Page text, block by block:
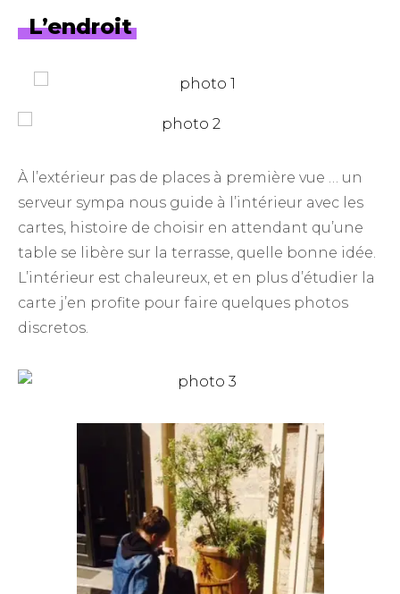
L’endroit
À l’extérieur pas de places à première vue … un
serveur sympa nous guide à l’intérieur avec les
cartes, histoire de choisir en attendant qu’une
table se libère sur la terrasse, quelle bonne idée.
L’intérieur est chaleureux, et en plus d’étudier la
carte j’en profite pour faire quelques photos
discretos.